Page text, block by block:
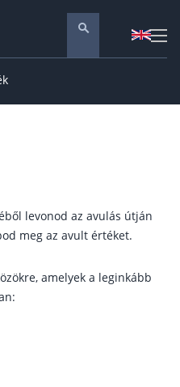
számla (NYESZ)
– Így válassz
levonod az avulás útján
meg az avult értéket.
amelyek a leginkább